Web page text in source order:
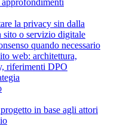
la privacy sin dalla
sito o servizio digitale
quando necessario
web: architettura,
riferimenti DPO
in base agli attori